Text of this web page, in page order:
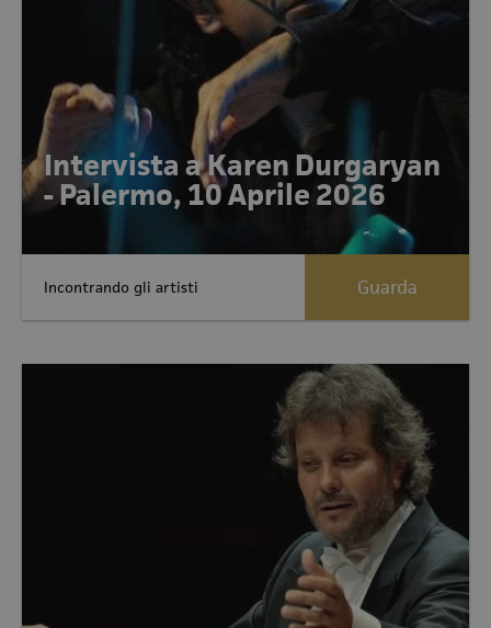
Intervista a Karen Durgaryan
- Palermo, 10 Aprile 2026
Incontrando gli artisti Guarda